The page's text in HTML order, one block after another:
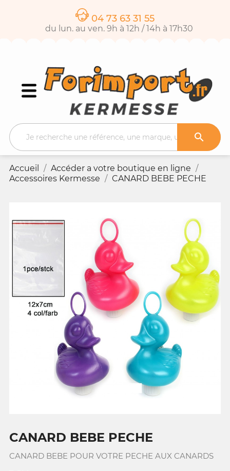
04 73 63 31 55
du lun. au ven. 9h à 12h / 14h à 17h30

Accueil
Accéder a votre boutique en ligne
Accessoires Kermesse
CANARD BEBE PECHE
CANARD BEBE PECHE
CANARD BEBE POUR VOTRE PECHE AUX CANARDS